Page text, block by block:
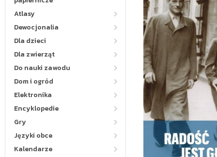
Atlasy
Dewocjonalia
Dla dzieci
Dla zwierząt
Do nauki zawodu
Dom i ogród
Elektronika
Encyklopedie
Gry
Języki obce
Kalendarze